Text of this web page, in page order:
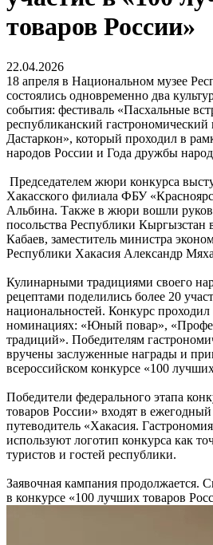
товаров России»
22.04.2026
18 апреля в Национальном музее
состоялись одновременно два
события: фестиваль «Пасхальные
республиканский гастрономический
Дастаркон», который проходил в
народов России и Года дружбы
Председателем жюри конкурса
Хакасского филиала ФБУ
Альбина. Также в жюри вошли
посольства Республики Кыргызстан
Кабаев, заместитель министра
Республики Хакасия Александр
Кулинарными традициями своего
рецептами поделились более 20
национальностей. Конкурс проходил
номинациях: «Юный повар»,
традиций». Победителям
вручены заслуженные награды и
всероссийском конкурсе «100
Победители федерального этапа
товаров России» входят в
путеводитель «Хакасия.
используют логотип конкурса как
туристов и гостей республики.
Заявочная кампания продолжается.
в конкурсе «100 лучших товаров